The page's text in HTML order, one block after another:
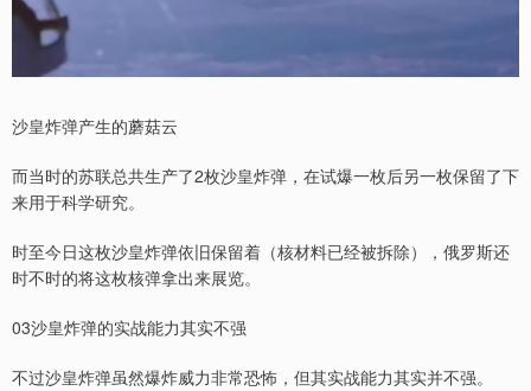
沙皇炸弹产生的蘑菇云
而当时的苏联总共生产了2枚沙皇炸弹，在试爆一枚后另一枚保留了下
来用于科学研究。
时至今日这枚沙皇炸弹依旧保留着（核材料已经被拆除），俄罗斯还
时不时的将这枚核弹拿出来展览。
03沙皇炸弹的实战能力其实不强
不过沙皇炸弹虽然爆炸威力非常恐怖，但其实战能力其实并不强。